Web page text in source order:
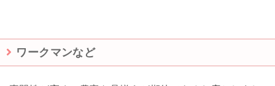
ワークマンなど